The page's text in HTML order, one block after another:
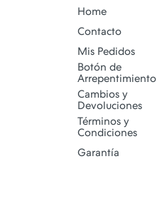
Home
Contacto
Mis Pedidos
Botón de
Arrepentimiento
Cambios y
Devoluciones
Términos y
Condiciones
Garantía